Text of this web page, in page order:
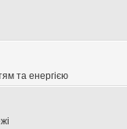
та енергією